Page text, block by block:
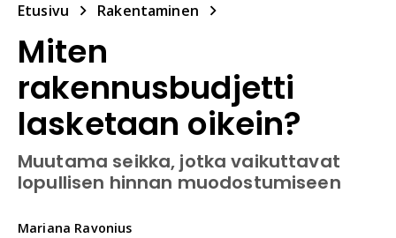
Etusivu Rakentaminen
Miten
rakennusbudjetti
lasketaan oikein?
Muutama seikka, jotka vaikuttavat
lopullisen hinnan muodostumiseen
Mariana Ravonius